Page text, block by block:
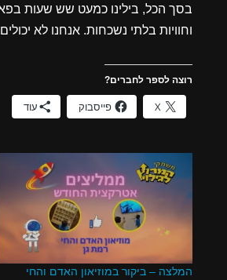
בסך הכל, בילינו כמעט שש שעות
וחוויות בלתי נשכחות. אנחנו לא
רוצה לספר לחברים?
X פייסבוק עוד
המלצה – ביקור במוזיאון האדם והחי